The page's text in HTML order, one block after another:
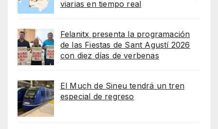
viarias en tiempo real
Felanitx presenta la programación
de las Fiestas de Sant Agustí 2026
con diez días de verbenas
El Much de Sineu tendrá un tren
especial de regreso